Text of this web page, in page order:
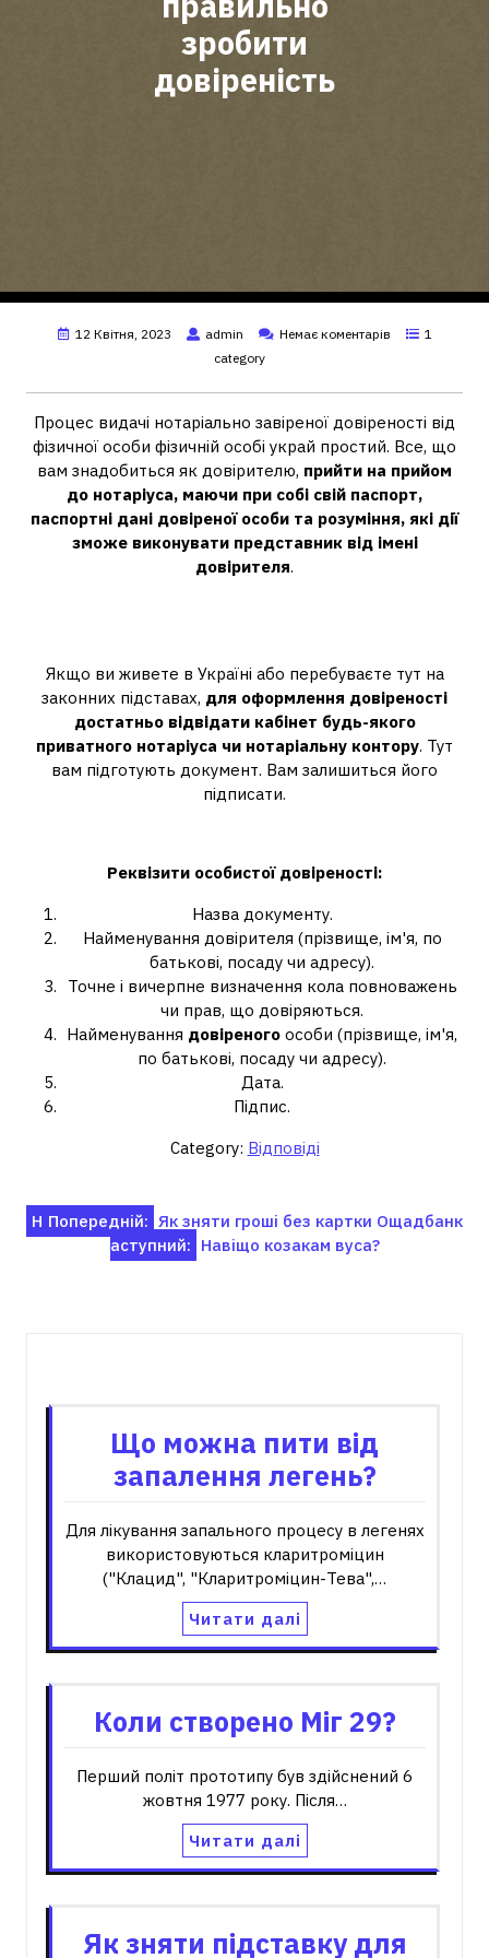
зробити
довіреність
12 Квітня, 2023 admin Немає коментарів
1
category
Процес видачі нотаріально завіреної довіреності від
фізичної особи фізичній особі украй простий. Все, що
вам знадобиться як довірителю, прийти на прийом
до нотаріуса, маючи при собі свій паспорт,
паспортні дані довіреної особи та розуміння, які дії
зможе виконувати представник від імені
довірителя.
Якщо ви живете в Україні або перебуваєте тут на
законних підставах, для оформлення довіреності
достатньо відвідати кабінет будь-якого
приватного нотаріуса чи нотаріальну контору. Тут
вам підготують документ. Вам залишиться його
підписати.
Реквізити особистої довіреності:
Назва документу.
Найменування довірителя (прізвище, ім'я, по
батькові, посаду чи адресу).
Точне і вичерпне визначення кола повноважень
чи прав, що довіряються.
Найменування довіреного особи (прізвище, ім'я,
по батькові, посаду чи адресу).
Дата.
Підпис.
Category: Відповіді
Навігація
записів
Попередній: Як зняти гроші без картки Ощадбанк
Н
аступний: Навіщо козакам вуса?
Що можна пити від
запалення легень?
Для лікування запального процесу в легенях
використовуються кларитроміцин
("Клацид", "Кларитроміцин-Тева",…
Читати далі
Коли створено Міг 29?
Перший політ прототипу був здійснений 6
жовтня 1977 року. Після…
Читати далі
Як зняти підставку для